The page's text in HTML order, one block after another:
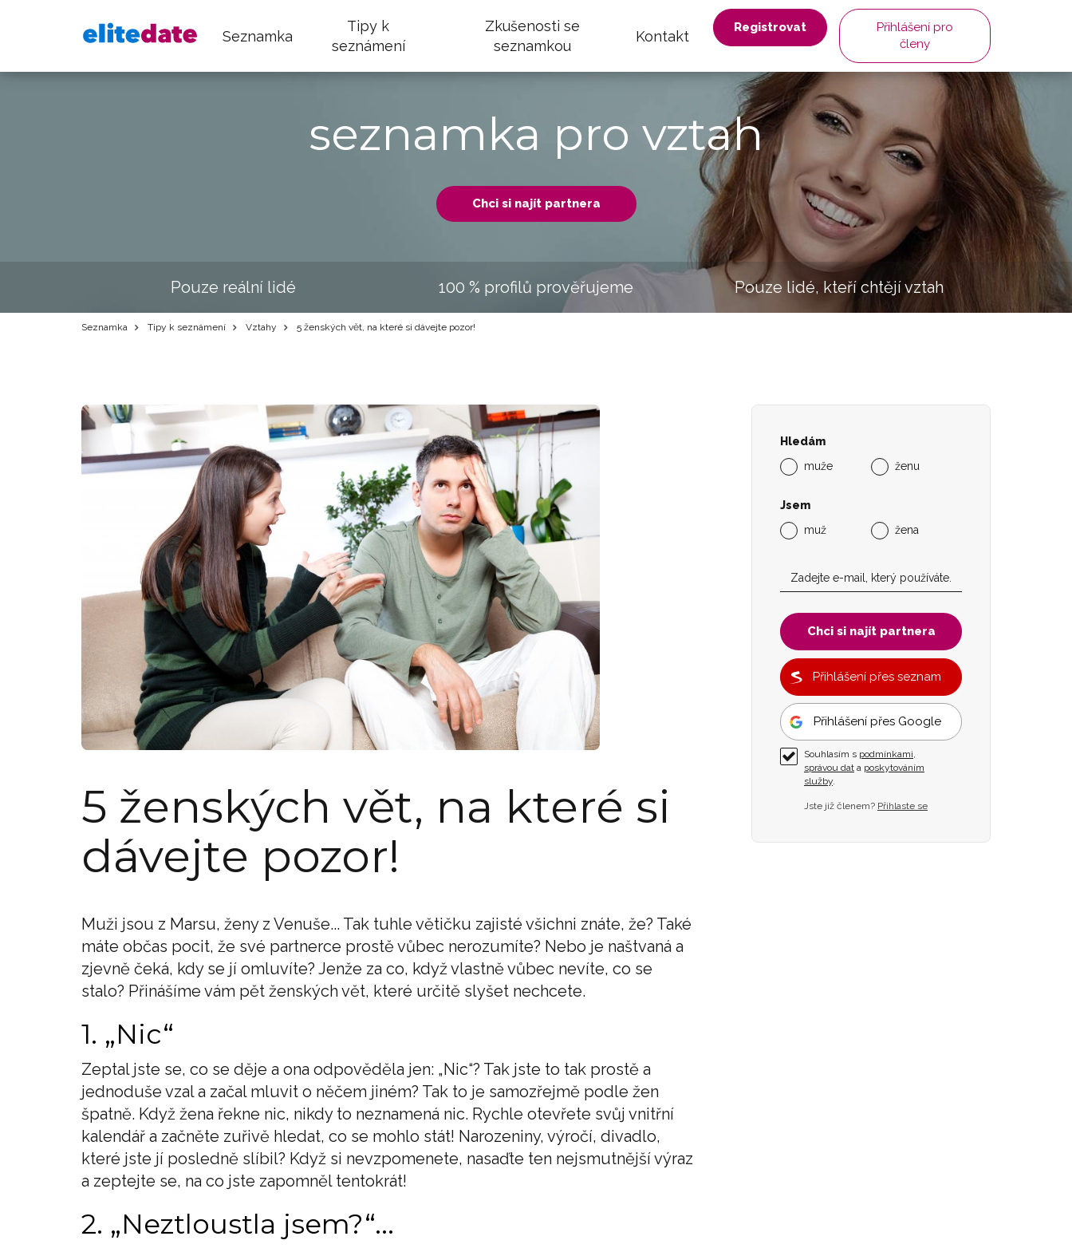
Seznamka
Tipy k
seznámení
Zkušenosti se
seznamkou
Kontakt
Registrovat
Přihlášení pro
členy
seznamka pro vztah
Chci si najít partnera
Pouze reální lidé 100 % profilů prověřujeme Pouze lidé, kteří chtějí vztah
Seznamka Tipy k seznámení Vztahy 5 ženských vět, na které si dávejte pozor!
5 ženských vět, na které si
dávejte pozor!
Muži jsou z Marsu, ženy z Venuše... Tak tuhle větičku zajisté všichni znáte, že? Také
máte občas pocit, že své partnerce prostě vůbec nerozumíte? Nebo je naštvaná a
zjevně čeká, kdy se jí omluvíte? Jenže za co, když vlastně vůbec nevíte, co se
stalo? Přinášíme vám pět ženských vět, které určitě slyšet nechcete.
1. „Nic“
Zeptal jste se, co se děje a ona odpověděla jen: „Nic“? Tak jste to tak prostě a
jednoduše vzal a začal mluvit o něčem jiném? Tak to je samozřejmě podle žen
špatně. Když žena řekne nic, nikdy to neznamená nic. Rychle otevřete svůj vnitřní
kalendář a začněte zuřivě hledat, co se mohlo stát! Narozeniny, výročí, divadlo,
které jste jí posledně slíbil? Když si nevzpomenete, nasaďte ten nejsmutnější výraz
a zeptejte se, na co jste zapomněl tentokrát!
2. „Neztloustla jsem?“...
Hledám
muže
ženu
Jsem
muž
žena
Chci si najít partnera
Přihlášení přes seznam
Přihlášení přes Google
Souhlasím s podmínkami,
správou dat a poskytováním
služby.
Jste již členem? Přihlaste se